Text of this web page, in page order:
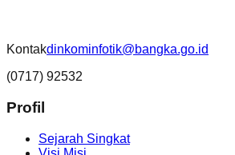
Kontakdinkominfotik@bangka.go.id
(0717) 92532
Profil
Sejarah Singkat